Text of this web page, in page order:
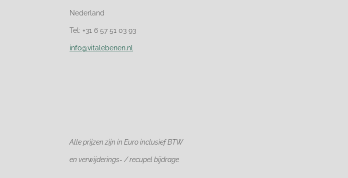
Nederland
Tel: +31 6 57 51 03 93
info@vitalebenen.nl
Alle prijzen zijn in Euroinclusief BTW
en verwijderings- / recupel bijdrage